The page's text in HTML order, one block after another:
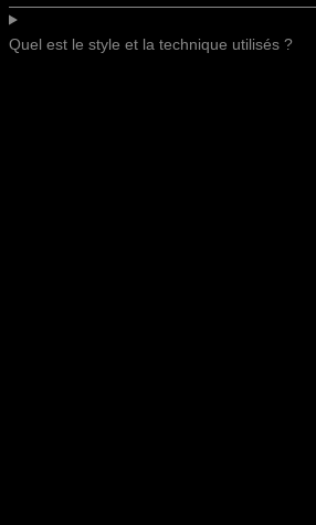
Quel est le style et la technique utilisés ?